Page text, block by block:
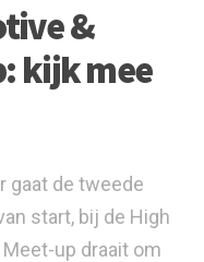
&
kijk mee
gaat de tweede
start, bij de High
up draait om